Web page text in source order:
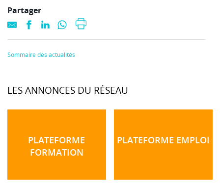
Partager
Sommaire des actualités
LES ANNONCES DU RÉSEAU
PLATEFORME
FORMATION
PLATEFORME EMPLOI